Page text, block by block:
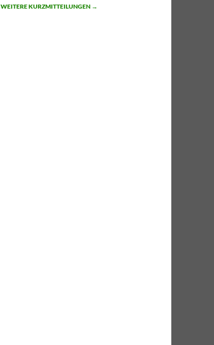
WEITERE KURZMITTEILUNGEN →